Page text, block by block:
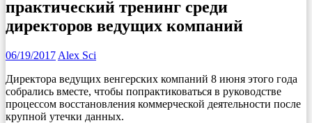
практический тренинг среди
директоров ведущих компаний
06/19/2017 Alex Sci
Директора ведущих венгерских компаний 8 июня этого года
собрались вместе, чтобы попрактиковаться в руководстве
процессом восстановления коммерческой деятельности после
крупной утечки данных.